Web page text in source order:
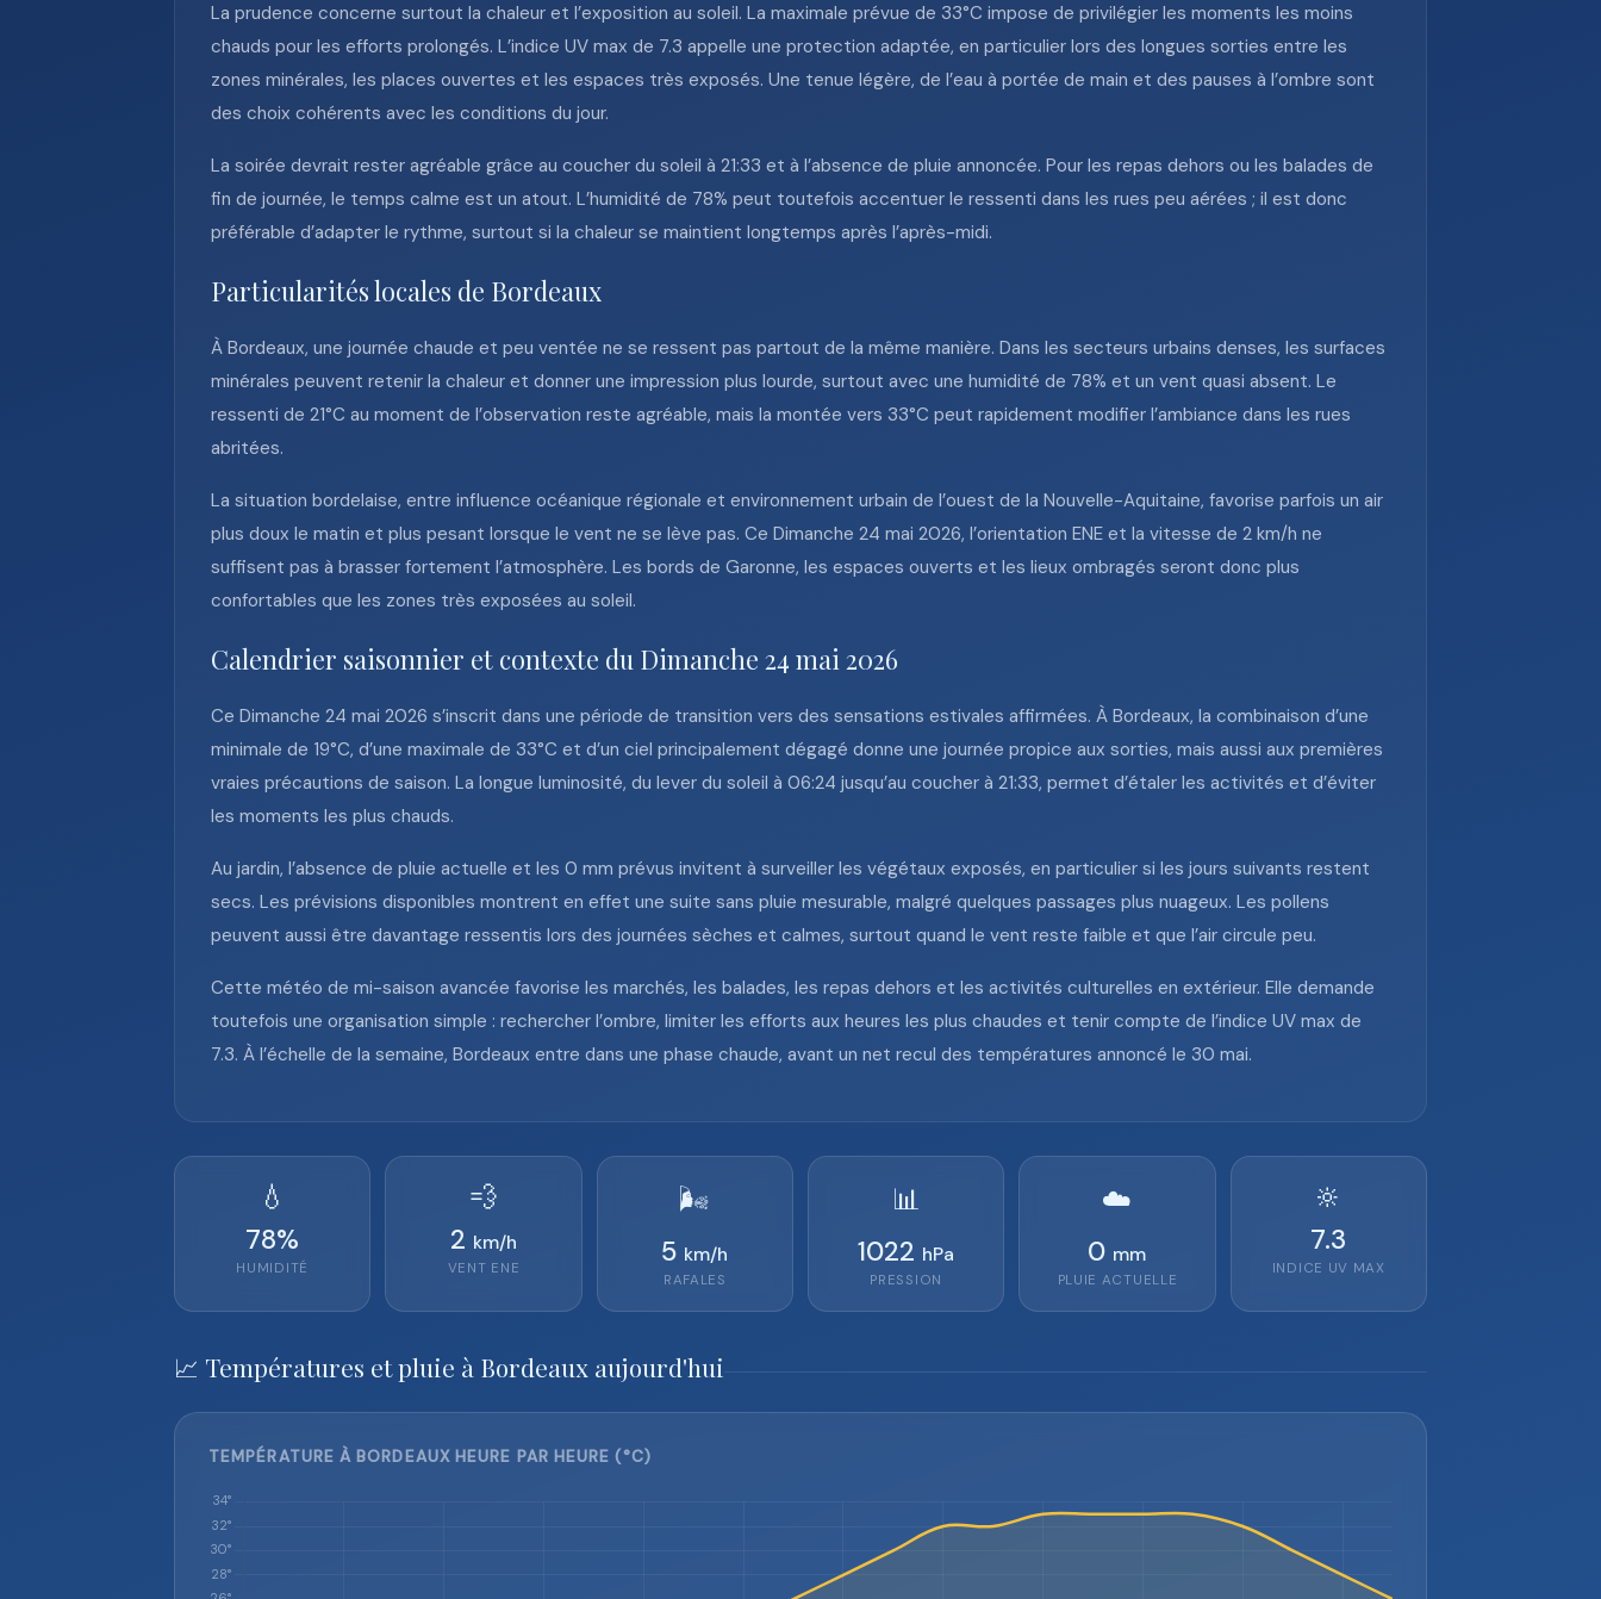
La prudence concerne surtout la chaleur et l’exposition au soleil. La maximale prévue de 33°C impose de privilégier les moments les moins
chauds pour les efforts prolongés. L’indice UV max de 7.3 appelle une protection adaptée, en particulier lors des longues sorties entre les
zones minérales, les places ouvertes et les espaces très exposés. Une tenue légère, de l’eau à portée de main et des pauses à l’ombre sont
des choix cohérents avec les conditions du jour.
La soirée devrait rester agréable grâce au coucher du soleil à 21:33 et à l’absence de pluie annoncée. Pour les repas dehors ou les balades de
fin de journée, le temps calme est un atout. L’humidité de 78% peut toutefois accentuer le ressenti dans les rues peu aérées ; il est donc
préférable d’adapter le rythme, surtout si la chaleur se maintient longtemps après l’après-midi.
Particularités locales de Bordeaux
À Bordeaux, une journée chaude et peu ventée ne se ressent pas partout de la même manière. Dans les secteurs urbains denses, les surfaces
minérales peuvent retenir la chaleur et donner une impression plus lourde, surtout avec une humidité de 78% et un vent quasi absent. Le
ressenti de 21°C au moment de l’observation reste agréable, mais la montée vers 33°C peut rapidement modifier l’ambiance dans les rues
abritées.
La situation bordelaise, entre influence océanique régionale et environnement urbain de l’ouest de la Nouvelle-Aquitaine, favorise parfois un air
plus doux le matin et plus pesant lorsque le vent ne se lève pas. Ce Dimanche 24 mai 2026, l’orientation ENE et la vitesse de 2 km/h ne
suffisent pas à brasser fortement l’atmosphère. Les bords de Garonne, les espaces ouverts et les lieux ombragés seront donc plus
confortables que les zones très exposées au soleil.
Calendrier saisonnier et contexte du Dimanche 24 mai 2026
Ce Dimanche 24 mai 2026 s’inscrit dans une période de transition vers des sensations estivales affirmées. À Bordeaux, la combinaison d’une
minimale de 19°C, d’une maximale de 33°C et d’un ciel principalement dégagé donne une journée propice aux sorties, mais aussi aux premières
vraies précautions de saison. La longue luminosité, du lever du soleil à 06:24 jusqu’au coucher à 21:33, permet d’étaler les activités et d’éviter
les moments les plus chauds.
Au jardin, l’absence de pluie actuelle et les 0 mm prévus invitent à surveiller les végétaux exposés, en particulier si les jours suivants restent
secs. Les prévisions disponibles montrent en effet une suite sans pluie mesurable, malgré quelques passages plus nuageux. Les pollens
peuvent aussi être davantage ressentis lors des journées sèches et calmes, surtout quand le vent reste faible et que l’air circule peu.
Cette météo de mi-saison avancée favorise les marchés, les balades, les repas dehors et les activités culturelles en extérieur. Elle demande
toutefois une organisation simple : rechercher l’ombre, limiter les efforts aux heures les plus chaudes et tenir compte de l’indice UV max de
7.3. À l’échelle de la semaine, Bordeaux entre dans une phase chaude, avant un net recul des températures annoncé le 30 mai.
💧
78%
HUMIDITÉ
💨
2 km/h
VENT ENE
🌬️
5 km/h
RAFALES
📊
1022 hPa
PRESSION
☁️
0 mm
PLUIE ACTUELLE
🔆
7.3
INDICE UV MAX
📈 Températures et pluie à Bordeaux aujourd'hui
TEMPÉRATURE À BORDEAUX HEURE PAR HEURE (°C)